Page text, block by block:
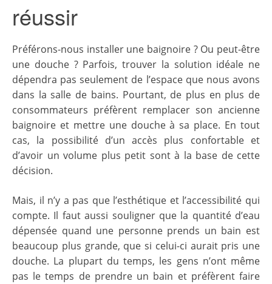
réussir
Préférons-nous installer une baignoire ? Ou peut-être
une douche ? Parfois, trouver la solution idéale ne
dépendra pas seulement de l’espace que nous avons
dans la salle de bains. Pourtant, de plus en plus de
consommateurs préfèrent remplacer son ancienne
baignoire et mettre une douche à sa place. En tout
cas, la possibilité d’un accès plus confortable et
d’avoir un volume plus petit sont à la base de cette
décision.
Mais, il n’y a pas que l’esthétique et l’accessibilité qui
compte. Il faut aussi souligner que la quantité d’eau
dépensée quand une personne prends un bain est
beaucoup plus grande, que si celui-ci aurait pris une
douche. La plupart du temps, les gens n’ont même
pas le temps de prendre un bain et préfèrent faire